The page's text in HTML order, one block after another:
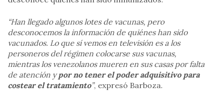
“Han llegado algunos lotes de vacunas, pero
desconocemos la información de quiénes han sido
vacunados. Lo que sí vemos en televisión es a los
personeros del régimen colocarse sus vacunas,
mientras los venezolanos mueren en sus casas por falta
de atención ypor no tener el poder adquisitivo para
costear el tratamiento”, expresó Barboza.